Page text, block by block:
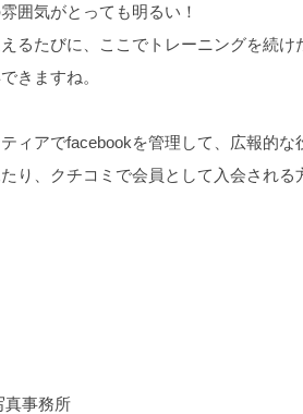
囲気がとっても明るい！
るたびに、ここでトレーニングを続
きますね。
ィアでfacebookを管理して、広報的な
り、クチコミで会員として入会される
真事務所